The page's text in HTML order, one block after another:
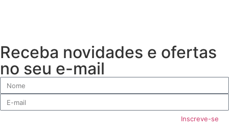
Receba novidades e ofertas
no seu e-mail
Inscreve-se